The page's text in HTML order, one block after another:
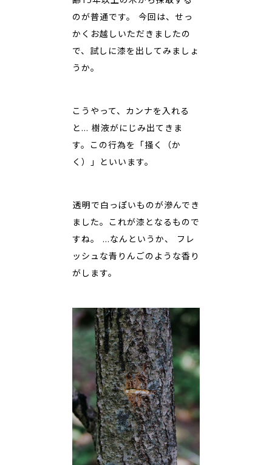
のが普通です。 今回は、せっ
かくお越しいただきましたの
で、試しに漆を出してみましょ
うか。
こうやって、カンナを入れる
と… 樹液がにじみ出てきま
す。この行為を「掻く（か
く）」といいます。
――透明で白っぽいものが滲んでき
ました。これが漆となるもので
すね。 …なんというか、 フレ
ッシュな青りんごのような香り
がします。